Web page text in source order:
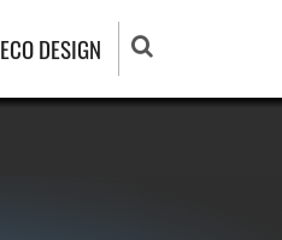
ECO DESIGN